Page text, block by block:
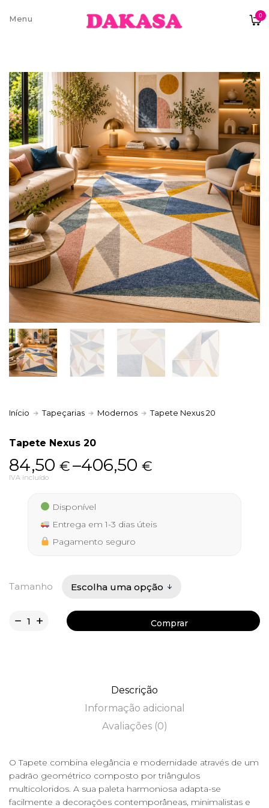
0
Sobre nós
Contatos e moradas
Pagamentos e Envios
Trocas e Devoluções
Termos e condições
Política de Privacidade
Início Tapeçarias Modernos Tapete Nexus 20
Tapete Nexus 20
84,50 €–406,50€
Price
range:
84,50 €
through
406,50 €
IVA incluído
Disponível
Entrega em 1-3 dias úteis
Pagamento seguro
Tamanho
Comprar
Descrição
Informação adicional
Avaliações (0)
O Tapete combina elegância e modernidade através de um
padrão geométrico composto por triângulos
multicoloridos. A sua paleta harmoniosa adapta-se
facilmente a decorações contemporâneas, minimalistas e